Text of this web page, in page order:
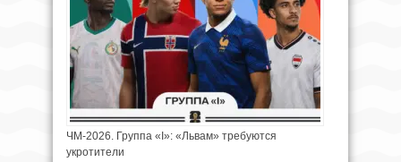
ЧМ-2026. Группа «I»: «Львам» требуются
укротители